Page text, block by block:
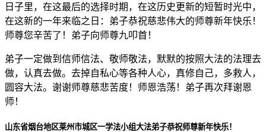
日子里，在这最后的选择时期，在这历史更新的短暂时光中，
在这新的一年来临之日：弟子恭祝慈悲伟大的师尊新年快乐！
师尊您辛苦了！弟子向师尊九叩首！
弟子一定做到信师信法、敬师敬法，默默的按照大法的法理去
做，认真去做。去掉自私心等各种人心，真修自己，多救人，
圆容大法。谢谢师尊慈悲苦度！师恩浩荡！弟子再次拜谢恩
师！
山东省烟台地区莱州市城区一学法小组大法弟子恭祝师尊新年快乐！